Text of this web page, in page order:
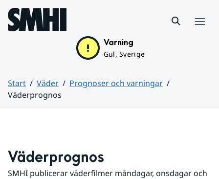
Hoppa till sidans innehåll
Varning
Gul, Sverige
Start Väder
Prognoser och varningar
Väderprognos
Väderprognos
SMHI publicerar väderfilmer måndagar, onsdagar och